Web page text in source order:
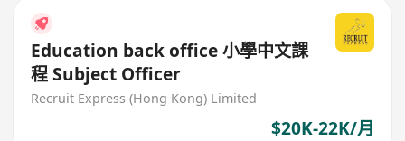
Education back office 小學中文課
程 Subject Officer
Recruit Express (Hong Kong) Limited
$20K-22K/月